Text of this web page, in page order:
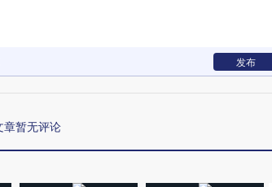
发布
章暂无评论